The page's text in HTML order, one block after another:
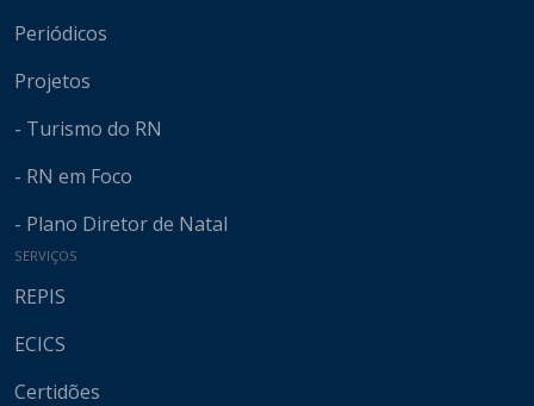
Periódicos
Projetos
- Turismo do RN
- RN em Foco
- Plano Diretor de Natal
SERVIÇOS
REPIS
ECICS
Certidões